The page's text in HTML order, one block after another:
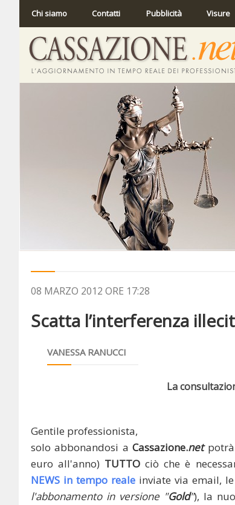
Chi siamo Contatti Pubblicità Visure
08 MARZO 2012 ORE 17:28
Scatta l’interferenza
VANESSA RANUCCI
La
Gentile professionista,
solo abbonandosi aCassazione.netpotrà
euro all'anno) TUTTO ciò che è
NEWS in tempo reale inviate via email, le
l'abbonamento in versione "Gold"), la